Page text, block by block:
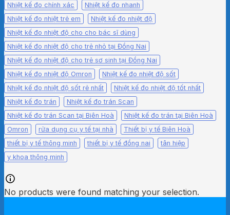
Nhiệt kế đo chính xác
Nhiệt kế đo nhanh
Nhiệt kế đo nhiệt trẻ em
Nhiệt kế đo nhiệt độ
Nhiệt kế đo nhiệt độ cho cho bác sĩ dùng
Nhiệt kế đo nhiệt độ cho trẻ nhỏ tại Đồng Nai
Nhiệt kế đo nhiệt độ cho trẻ sơ sinh tại Đồng Nai
Nhiệt kế đo nhiệt độ Omron
Nhiệt kế đo nhiệt độ sốt
Nhiệt kế đo nhiệt độ sốt rẻ nhất
Nhiệt kế đo nhiệt độ tốt nhất
Nhiệt kế đo trán
Nhiệt kế đo trán Scan
Nhiệt kế đo trán Scan tại Biên Hoà
Nhiệt kế đo trán tại Biên Hoà
Omron
rửa dụng cụ y tế tại nhà
Thiết bị y tế Biên Hoà
thiết bị y tế thông minh
thiết bị y tế đồng nai
tân hiệp
y khoa thông minh
No products were found matching your selection.